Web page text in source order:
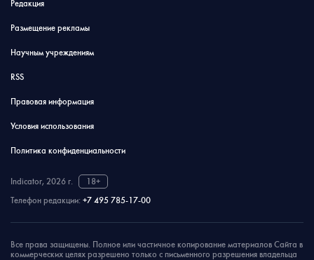
Редакция
Размещение рекламы
Научным учреждениям
RSS
Правовая информация
Условия использования
Политика конфиденциальности
Indicator, 2026 г.
18+
Телефон редакции: +7 495 785-17-00
Все права защищены. Полное или частичное копирование материалов Сайта в
коммерческих целях разрешено только с письменного разрешения владельца